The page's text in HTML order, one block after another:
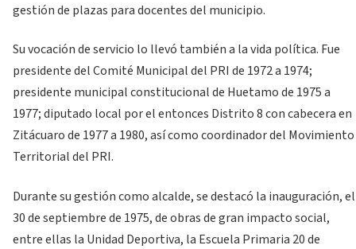
gestión de plazas para docentes del municipio.
Su vocación de servicio lo llevó también a la vida política. Fue
presidente del Comité Municipal del PRI de 1972 a 1974;
presidente municipal constitucional de Huetamo de 1975 a
1977; diputado local por el entonces Distrito 8 con cabecera en
Zitácuaro de 1977 a 1980, así como coordinador del Movimiento
Territorial del PRI.
Durante su gestión como alcalde, se destacó la inauguración, el
30 de septiembre de 1975, de obras de gran impacto social,
entre ellas la Unidad Deportiva, la Escuela Primaria 20 de